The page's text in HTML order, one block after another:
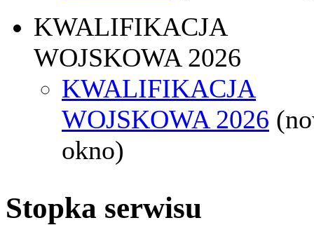
KWALIFIKACJA
WOJSKOWA 2026
KWALIFIKACJA
WOJSKOWA 2026
okno)
Stopka serwisu